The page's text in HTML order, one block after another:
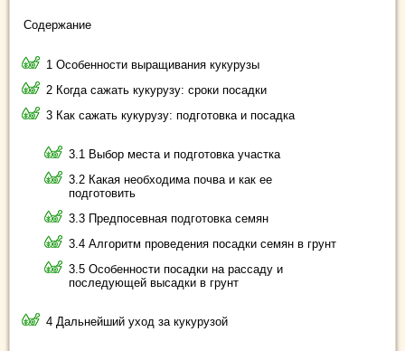
Содержание
1 Особенности выращивания кукурузы
2 Когда сажать кукурузу: сроки посадки
3 Как сажать кукурузу: подготовка и посадка
3.1 Выбор места и подготовка участка
3.2 Какая необходима почва и как ее
подготовить
3.3 Предпосевная подготовка семян
3.4 Алгоритм проведения посадки семян в грунт
3.5 Особенности посадки на рассаду и
последующей высадки в грунт
4 Дальнейший уход за кукурузой